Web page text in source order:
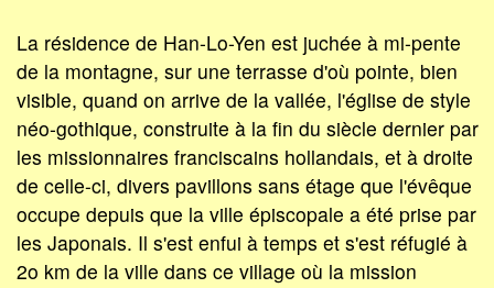
La résidence de Han-Lo-Yen est juchée à mi-pente
de la montagne, sur une terrasse d'où pointe, bien
visible, quand on arrive de la vallée, l'église de style
néo-gothique, construite à la fin du siècle dernier par
les missionnaires franciscains hollandais, et à droite
de celle-ci, divers pavillons sans étage que l'évêque
occupe depuis que la ville épiscopale a été prise par
les Japonais. Il s'est enfui à temps et s'est réfugié à
2o km de la ville dans ce village où la mission